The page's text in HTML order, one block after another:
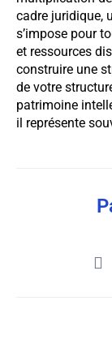
cadre juridique,
s’impose pour
et ressources
construire une
de votre
patrimoine
il représente